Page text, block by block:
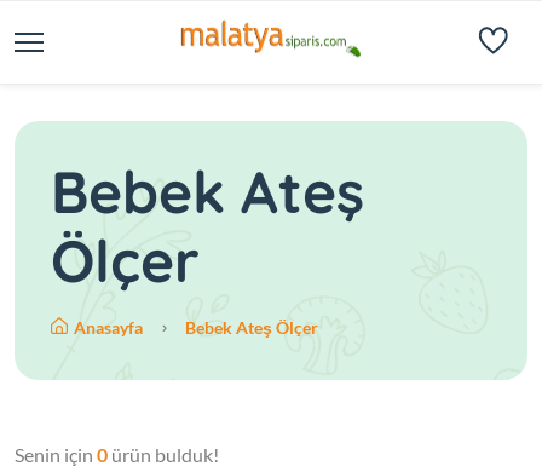
Bebek Ateş
Ölçer
Anasayfa Bebek Ateş Ölçer
Senin için 0 ürün bulduk!